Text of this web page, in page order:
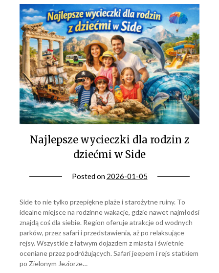
Najlepsze wycieczki dla rodzin z
dziećmi w Side
Posted on 2026-01-05
Side to nie tylko przepiękne plaże i starożytne ruiny. To
idealne miejsce na rodzinne wakacje, gdzie nawet najmłodsi
znajdą coś dla siebie. Region oferuje atrakcje od wodnych
parków, przez safari i przedstawienia, aż po relaksujące
rejsy. Wszystkie z łatwym dojazdem z miasta i świetnie
oceniane przez podróżujących. Safari jeepem i rejs statkiem
po Zielonym Jeziorze…